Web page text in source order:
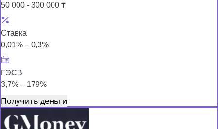
50 000 - 300 000 ₸
Ставка
0,01% – 0,3%
ГЭСВ
3,7% – 179%
Получить деньги